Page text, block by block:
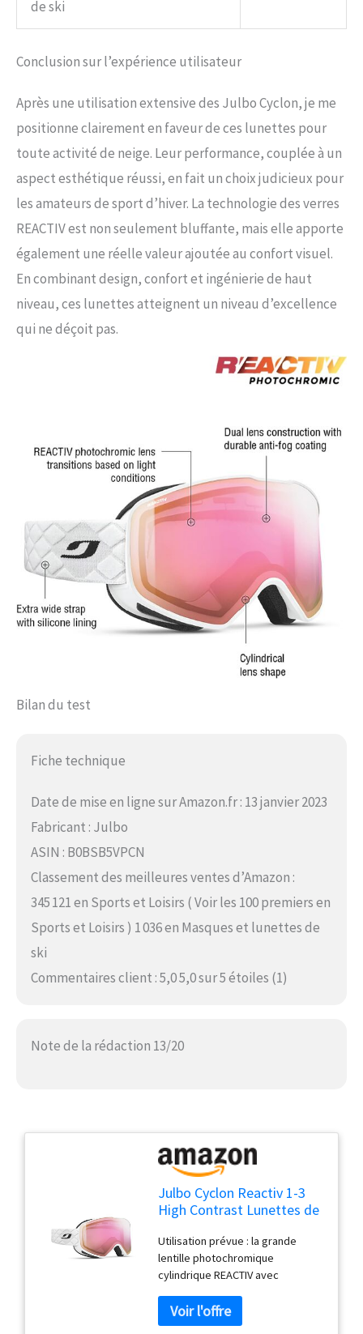
de ski
Conclusion sur l’expérience utilisateur
Après une utilisation extensive des Julbo Cyclon, je me
positionne clairement en faveur de ces lunettes pour
toute activité de neige. Leur performance, couplée à un
aspect esthétique réussi, en fait un choix judicieux pour
les amateurs de sport d’hiver. La technologie des verres
REACTIV est non seulement bluffante, mais elle apporte
également une réelle valeur ajoutée au confort visuel.
En combinant design, confort et ingénierie de haut
niveau, ces lunettes atteignent un niveau d’excellence
qui ne déçoit pas.
Bilan du test
Fiche technique
Date de mise en ligne sur Amazon.fr : 13 janvier 2023
Fabricant : Julbo
ASIN : B0BSB5VPCN
Classement des meilleures ventes d’Amazon :
345 121 en Sports et Loisirs ( Voir les 100 premiers en
Sports et Loisirs ) 1 036 en Masques et lunettes de
ski
Commentaires client : 5,0 5,0 sur 5 étoiles (1)
Note de la rédaction 13/20
Julbo Cyclon Reactiv 1-3
High Contrast Lunettes de
Utilisation prévue : la grande
lentille photochromique
cylindrique REACTIV avec
sans monture offre une meilleure
ventilation, un champ de vision